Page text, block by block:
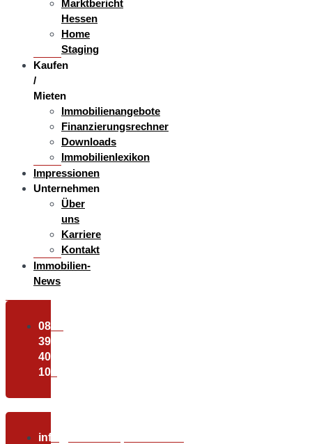
Marktbericht
Hessen
Home
Staging
Kaufen
/
Mieten
Immobilienangebote
Finanzierungsrechner
Downloads
Immobilienlexikon
Impressionen
Unternehmen
Über
uns
Karriere
Kontakt
Immobilien-
News
0800
39
40
100
info@christundpartner.com